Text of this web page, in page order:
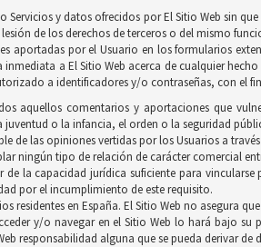
y datos ofrecidos por El Sitio Web sin
de los derechos de terceros o del mismo
aportadas por el Usuario en los formularios
a El Sitio Web acerca de cualquier
a identificadores y/o contraseñas, con el
aquellos comentarios y aportaciones que
o la infancia, el orden o la seguridad
de las opiniones vertidas por los Usuarios a
ningún tipo de relación de carácter comercial
la capacidad jurídica suficiente para
por el incumplimiento de este requisito.
residentes en España. El Sitio Web no asegura
y/o navegar en el Sitio Web lo hará bajo
responsabilidad alguna que se pueda derivar de